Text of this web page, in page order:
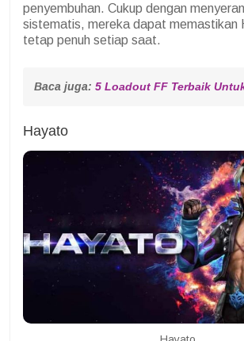
penyembuhan. Cukup dengan
sistematis, mereka dapat memastikan
tetap penuh setiap saat.
Baca juga: 5 Loadout FF Terbaik
Hayato